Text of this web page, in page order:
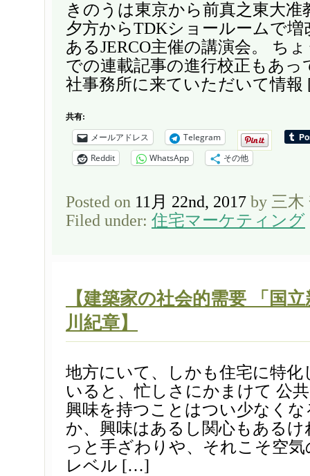
きのうは東京から前真之東大准
夕方からTDKショールームで増
あるJERCO主催の講演会。 ち
での連載記事の進行校正もあっ
社事務所に来ていただいて情
共有:
メールアドレス
Telegram
Reddit
WhatsApp その他
Posted on 11月 22nd, 2017 by 三木
Filed under: 住宅マーケティング
【建築家の社会的需要 「国
川紀章】
地方にいて、しかも住宅に特化
いると、忙しさにかまけて 公
興味を持つことはつい少なく
か、興味はあるし関心もある
っと手ざわりや、それこそ空
レベル […]